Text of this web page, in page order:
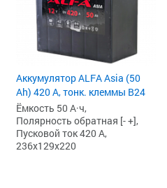
Аккумулятор ALFA Asia (50
Ah) 420 А, тонк. клеммы B24
Ёмкость 50 А·ч,
Полярность обратная [- +],
Пусковой ток 420 А,
236x129x220